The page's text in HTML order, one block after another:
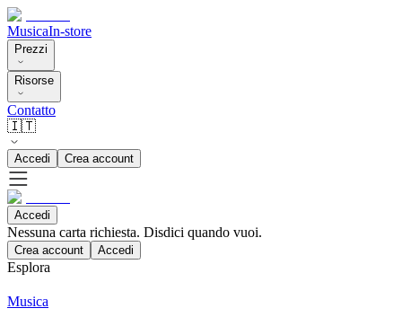
MusicaIn-store
Prezzi
Risorse
Contatto
🇮🇹
Accedi Crea account
Accedi
Nessuna carta richiesta. Disdici quando vuoi.
Crea account Accedi
Esplora
Musica